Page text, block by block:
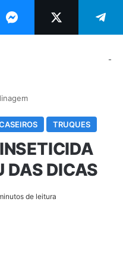
-
TRUQUES
DAS DICAS
de leitura